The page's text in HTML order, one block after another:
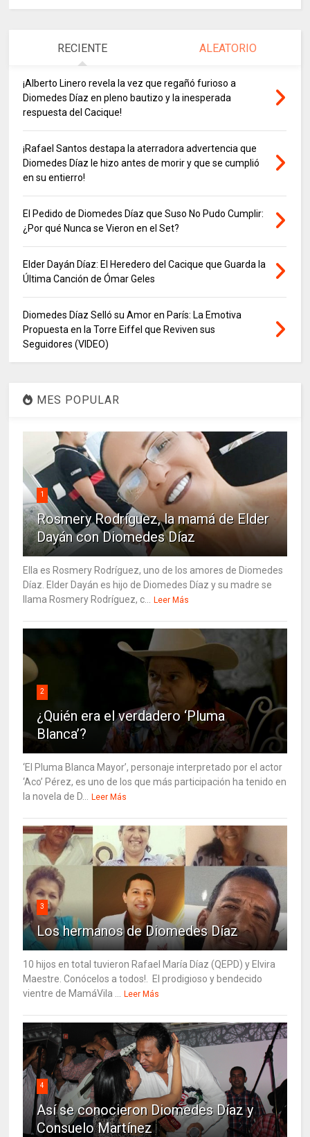
RECIENTE ALEATORIO
¡Alberto Linero revela la vez que regañó furioso a
Diomedes Díaz en pleno bautizo y la inesperada
respuesta del Cacique!
¡Rafael Santos destapa la aterradora advertencia que
Diomedes Díaz le hizo antes de morir y que se cumplió
en su entierro!
El Pedido de Diomedes Díaz que Suso No Pudo Cumplir:
¿Por qué Nunca se Vieron en el Set?
Elder Dayán Díaz: El Heredero del Cacique que Guarda la
Última Canción de Ómar Geles
Diomedes Díaz Selló su Amor en París: La Emotiva
Propuesta en la Torre Eiffel que Reviven sus
Seguidores (VIDEO)
MES POPULAR
1
Rosmery Rodríguez, la mamá de Elder
Dayán con Diomedes Díaz
Ella es Rosmery Rodríguez, uno de los amores de Diomedes
Díaz. Elder Dayán es hijo de Diomedes Díaz y su madre se
llama Rosmery Rodríguez, c...
Leer Más
2
¿Quién era el verdadero ‘Pluma
Blanca’?
‘El Pluma Blanca Mayor’, personaje interpretado por el actor
‘Aco’ Pérez, es uno de los que más participación ha tenido en
la novela de D...
Leer Más
3
Los hermanos de Diomedes Díaz
10 hijos en total tuvieron Rafael María Díaz (QEPD) y Elvira
Maestre. Conócelos a todos!. El prodigioso y bendecido
vientre de MamáVila ...
Leer Más
4
Así se conocieron Diomedes Díaz y
Consuelo Martínez